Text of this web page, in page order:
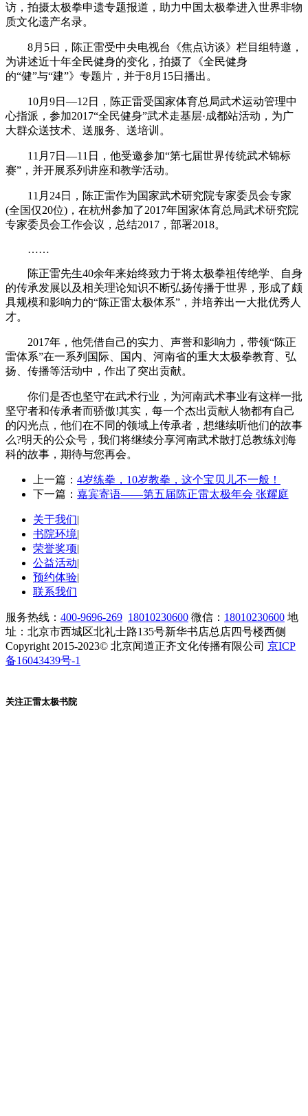
访，拍摄太极拳申遗专题报道，助力中国太极拳进入世界非物
质文化遗产名录。
8月5日，陈正雷受中央电视台《焦点访谈》栏目组特邀，
为讲述近十年全民健身的变化，拍摄了《全民健身
的“健”与“建”》专题片，并于8月15日播出。
10月9日—12日，陈正雷受国家体育总局武术运动管理中
心指派，参加2017“全民健身”武术走基层·成都站活动，为广
大群众送技术、送服务、送培训。
11月7日—11日，他受邀参加“第七届世界传统武术锦标
赛”，并开展系列讲座和教学活动。
11月24日，陈正雷作为国家武术研究院专家委员会专家
(全国仅20位)，在杭州参加了2017年国家体育总局武术研究院
专家委员会工作会议，总结2017，部署2018。
……
陈正雷先生40余年来始终致力于将太极拳祖传绝学、自身
的传承发展以及相关理论知识不断弘扬传播于世界，形成了颇
具规模和影响力的“陈正雷太极体系”，并培养出一大批优秀人
才。
2017年，他凭借自己的实力、声誉和影响力，带领“陈正
雷体系”在一系列国际、国内、河南省的重大太极拳教育、弘
扬、传播等活动中，作出了突出贡献。
你们是否也坚守在武术行业，为河南武术事业有这样一批
坚守者和传承者而骄傲!其实，每一个杰出贡献人物都有自己
的闪光点，他们在不同的领域上传承者，想继续听他们的故事
么?明天的公众号，我们将继续分享河南武术散打总教练刘海
科的故事，期待与您再会。
上一篇： 4岁练拳，10岁教拳，这个宝贝儿不一般！
下一篇： 嘉宾寄语——​第五届陈正雷太极年会 张耀庭
关于我们|
书院环境|
荣誉奖项|
公益活动|
预约体验|
联系我们
服务热线： 400-9696-269 18010230600 微信： 18010230600 地
址：北京市西城区北礼士路135号新华书店总店四号楼西侧
Copyright 2015-2023© 北京闻道正齐文化传播有限公司 京ICP
备16043439号-1
关注正雷太极书院